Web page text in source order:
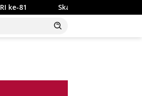
Skandal Tata Kelola P3-TGAI Dawuan